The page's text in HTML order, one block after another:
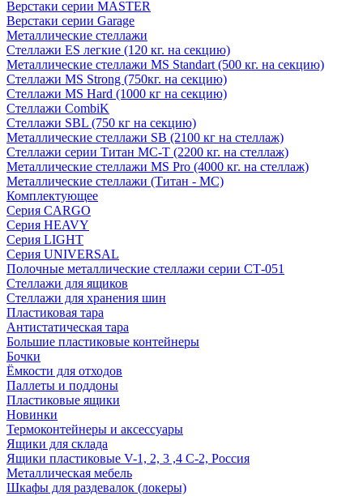
Верстаки серии MASTER
Верстаки серии Garage
Металлические стеллажи
Стеллажи ES легкие (120 кг. на секцию)
Металлические стеллажи MS Standart (500 кг. на секцию)
Стеллажи MS Strong (750кг. на секцию)
Стеллажи MS Hard (1000 кг на секцию)
Стеллажи CombiK
Стеллажи SBL (750 кг на секцию)
Металлические стеллажи SB (2100 кг на стеллаж)
Стеллажи серии Титан МС-Т (2200 кг. на стеллаж)
Металлические стеллажи MS Pro (4000 кг. на стеллаж)
Металлические стеллажи (Титан - МС)
Комплектующее
Серия CARGO
Серия HEAVY
Серия LIGHT
Серия UNIVERSAL
Полочные металлические стеллажи серии СТ-051
Стеллажи для ящиков
Стеллажи для хранения шин
Пластиковая тара
Антистатическая тара
Большие пластиковые контейнеры
Бочки
Ёмкости для отходов
Паллеты и поддоны
Пластиковые ящики
Новинки
Термоконтейнеры и аксессуары
Ящики для склада
Ящики пластиковые V-1, 2, 3 ,4 С-2, Россия
Металлическая мебель
Шкафы для раздевалок (локеры)